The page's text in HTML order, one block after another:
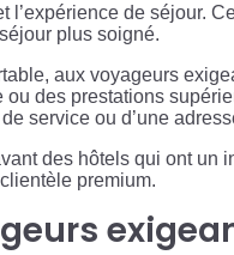
de séjour.
plus soigné.
aux voyageurs
des prestations
service ou d’une
des hôtels qui ont un
premium.